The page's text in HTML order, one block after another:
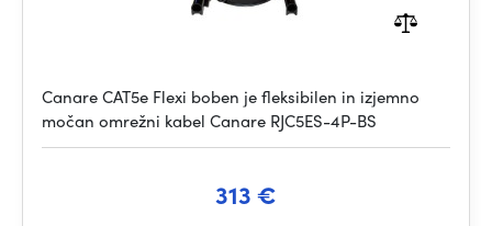
Canare CAT5e Flexi boben je fleksibilen in izjemno
močan omrežni kabel Canare RJC5ES-4P-BS
313 €